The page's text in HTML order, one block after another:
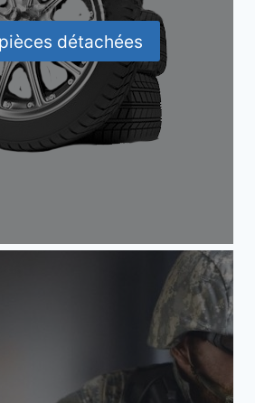
détachées